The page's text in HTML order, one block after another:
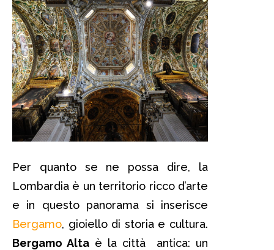
Per quanto se ne possa dire, la
Lombardia è un territorio ricco d’arte
e in questo panorama si inserisce
Bergamo, gioiello di storia e cultura.
Bergamo Alta è la città antica: un